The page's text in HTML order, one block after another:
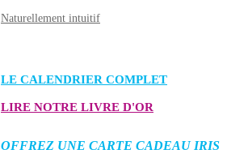
Naturellement intuitif
LE CALENDRIER COMPLET
LIRE NOTRE LIVRE D'OR
OFFREZ UNE CARTE CADEAU IRIS